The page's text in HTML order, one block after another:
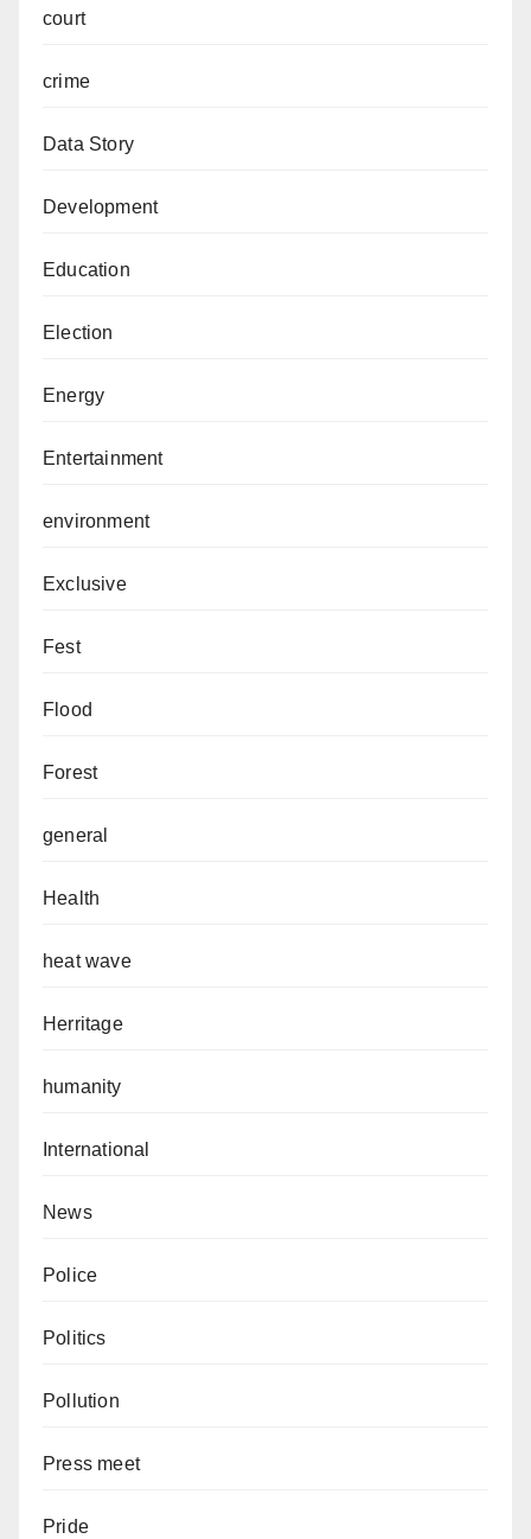
court
crime
Data Story
Development
Education
Election
Energy
Entertainment
environment
Exclusive
Fest
Flood
Forest
general
Health
heat wave
Herritage
humanity
International
News
Police
Politics
Pollution
Press meet
Pride